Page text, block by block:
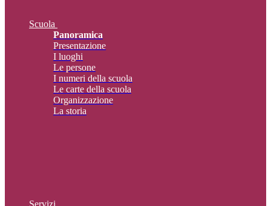
Scuola
Panoramica
Presentazione
I luoghi
Le persone
I numeri della scuola
Le carte della scuola
Organizzazione
La storia